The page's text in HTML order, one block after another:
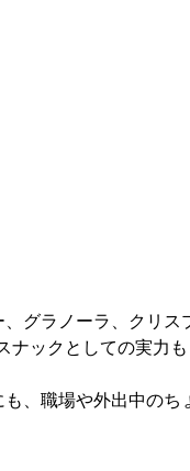
グラノーラ、クリス
ックとしての実力も
、職場や外出中のち